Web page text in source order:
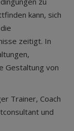
kann, sich
zeitigt. In
Gestaltung von
Trainer, Coach
und